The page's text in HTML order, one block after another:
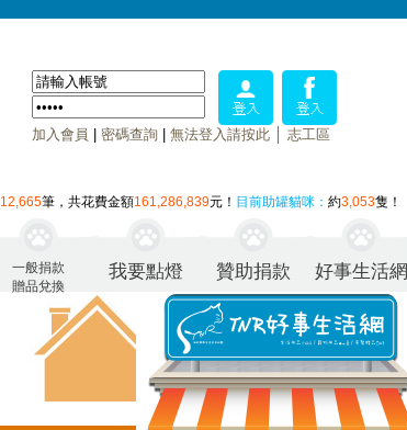
加入會員 密碼查詢| 無法登入請按此│ 志工區
12,665筆，共花費金額161,286,839元！ 目前助罐貓咪： 約3,053隻！
一般捐款
贈品兌換
我要點燈 贊助捐款 好事生活網